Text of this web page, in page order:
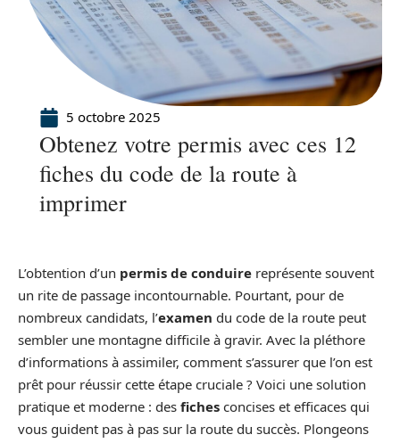
5 octobre 2025
Obtenez votre permis avec ces 12
fiches du code de la route à
imprimer
L’obtention d’un permis de conduire représente souvent
un rite de passage incontournable. Pourtant, pour de
nombreux candidats, l’examen du code de la route peut
sembler une montagne difficile à gravir. Avec la pléthore
d’informations à assimiler, comment s’assurer que l’on est
prêt pour réussir cette étape cruciale ? Voici une solution
pratique et moderne : des fiches concises et efficaces qui
vous guident pas à pas sur la route du succès. Plongeons